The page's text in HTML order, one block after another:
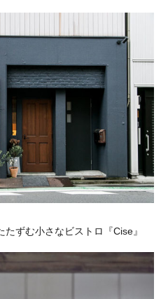
ずむ小さなビストロ『Cise』